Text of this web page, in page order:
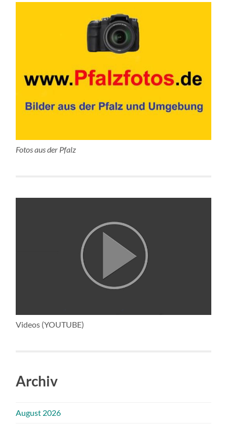
Fotos aus der Pfalz
Videos (YOUTUBE)
Archiv
August 2026